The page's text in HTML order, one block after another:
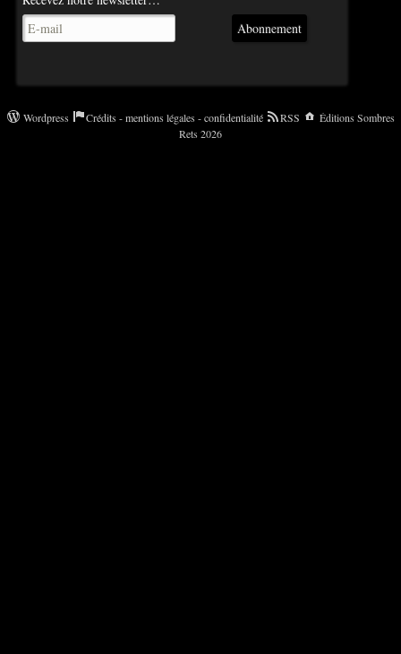
Abonnement
Wordpress Crédits - mentions légales - confidentialité RSS
Éditions Sombres
Rets 2026